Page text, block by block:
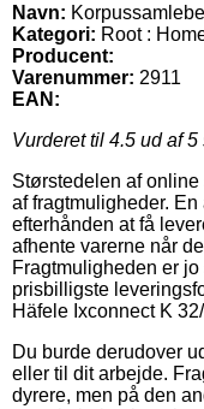
Navn:
Kategori: Root :
Producent:
Varenummer: 2911
EAN:
Vurderet til 4.5 ud af 5
Størstedelen af
af fragtmuligheder.
efterhånden at få
afhente varerne når
Fragtmuligheden er
prisbilligste
Häfele Ixconnect K
Du burde derudover
eller til dit arbejde.
dyrere, men på den